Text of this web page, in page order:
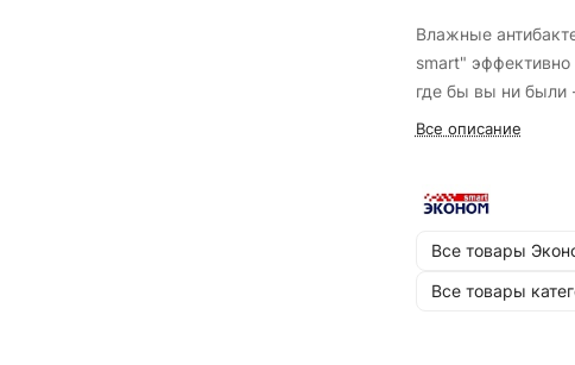
Влажные
smart"
где бы вы ни были
Все описание
Все товары
Все товары